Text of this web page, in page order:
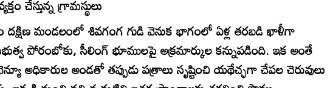
చేస్తున్న గ్రామస్థులు
దక్షిణ మండలంలో శివగంగ గుడి వెనుక భాగంలో ఏళ్ల తరబడి ఖాళీగా
పోరంబోకు, సీలింగ్‌ భూములపై అక్రమార్కుల కన్నుపడింది. ఇక అంతే
అధికారుల అండతో తప్పుడు పత్రాలు సృష్టించి యథేచ్ఛగా చేపల చెరువులు